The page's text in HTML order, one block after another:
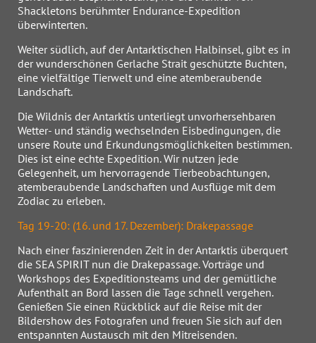
Shackletons berühmter Endurance-Expedition
überwinterten.
Weiter südlich, auf der Antarktischen Halbinsel, gibt es in
der wunderschönen Gerlache Strait geschützte Buchten,
eine vielfältige Tierwelt und eine atemberaubende
Landschaft.
Die Wildnis der Antarktis unterliegt unvorhersehbaren
Wetter- und ständig wechselnden Eisbedingungen, die
unsere Route und Erkundungsmöglichkeiten bestimmen.
Dies ist eine echte Expedition. Wir nutzen jede
Gelegenheit, um hervorragende Tierbeobachtungen,
atemberaubende Landschaften und Ausflüge mit dem
Zodiac zu erleben.
Tag 19-20: (16. und 17. Dezember): Drakepassage
Nach einer faszinierenden Zeit in der Antarktis überquert
die SEA SPIRIT nun die Drakepassage. Vorträge und
Workshops des Expeditionsteams und der gemütliche
Aufenthalt an Bord lassen die Tage schnell vergehen.
Genießen Sie einen Rückblick auf die Reise mit der
Bildershow des Fotografen und freuen Sie sich auf den
entspannten Austausch mit den Mitreisenden.